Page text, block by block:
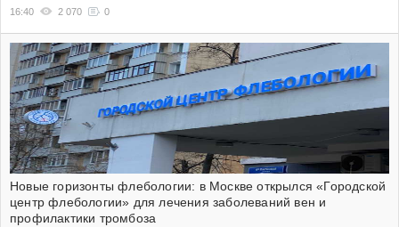
16:40 2 070 0
Новые горизонты флебологии: в Москве открылся «Городской
центр флебологии» для лечения заболеваний вен и
профилактики тромбоза